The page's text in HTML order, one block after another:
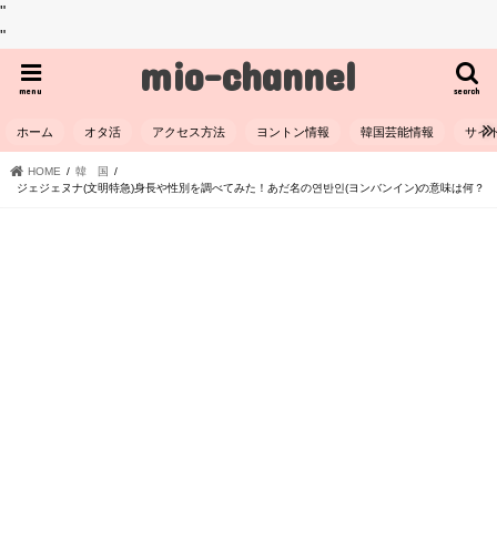
"
"
mio-channel search
menu
ホーム オタ活 アクセス方法 ヨントン情報 韓国芸能情報 サイ
HOME
韓 国
ジェジェヌナ(文明特急)身長や性別を調べてみた！あだ名の연반인(ヨンバンイン)の意味は何？